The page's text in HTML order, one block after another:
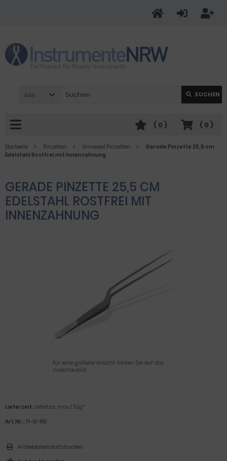
Alle SUCHEN
( 0 )
( 0 )
Startseite Pinzetten Universal Pinzetten
Gerade Pinzette 25,5 cm
Edelstahl Rostfrei mit Innenzahnung
GERADE PINZETTE 25,5 CM
EDELSTAHL ROSTFREI MIT
INNENZAHNUNG
Für eine größere Ansicht klicken Sie auf das
Vorschaubild
Lieferzeit: lieferbar, max. 1 Tag*
Art.Nr.: PI-SI-186
Artikeldatenblatt drucken